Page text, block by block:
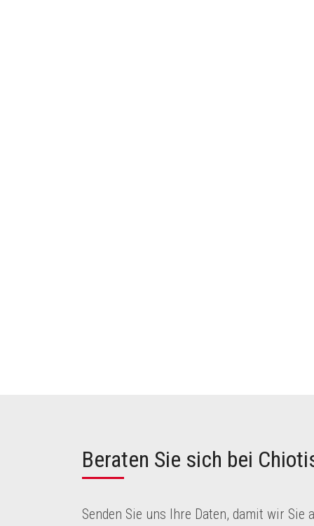
Beraten Sie sich bei
Senden Sie uns Ihre Daten, damit wir Sie